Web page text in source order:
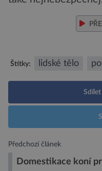
Štítky: lidské tělo
Sdílet
Předchozí článek
Domestikace koní